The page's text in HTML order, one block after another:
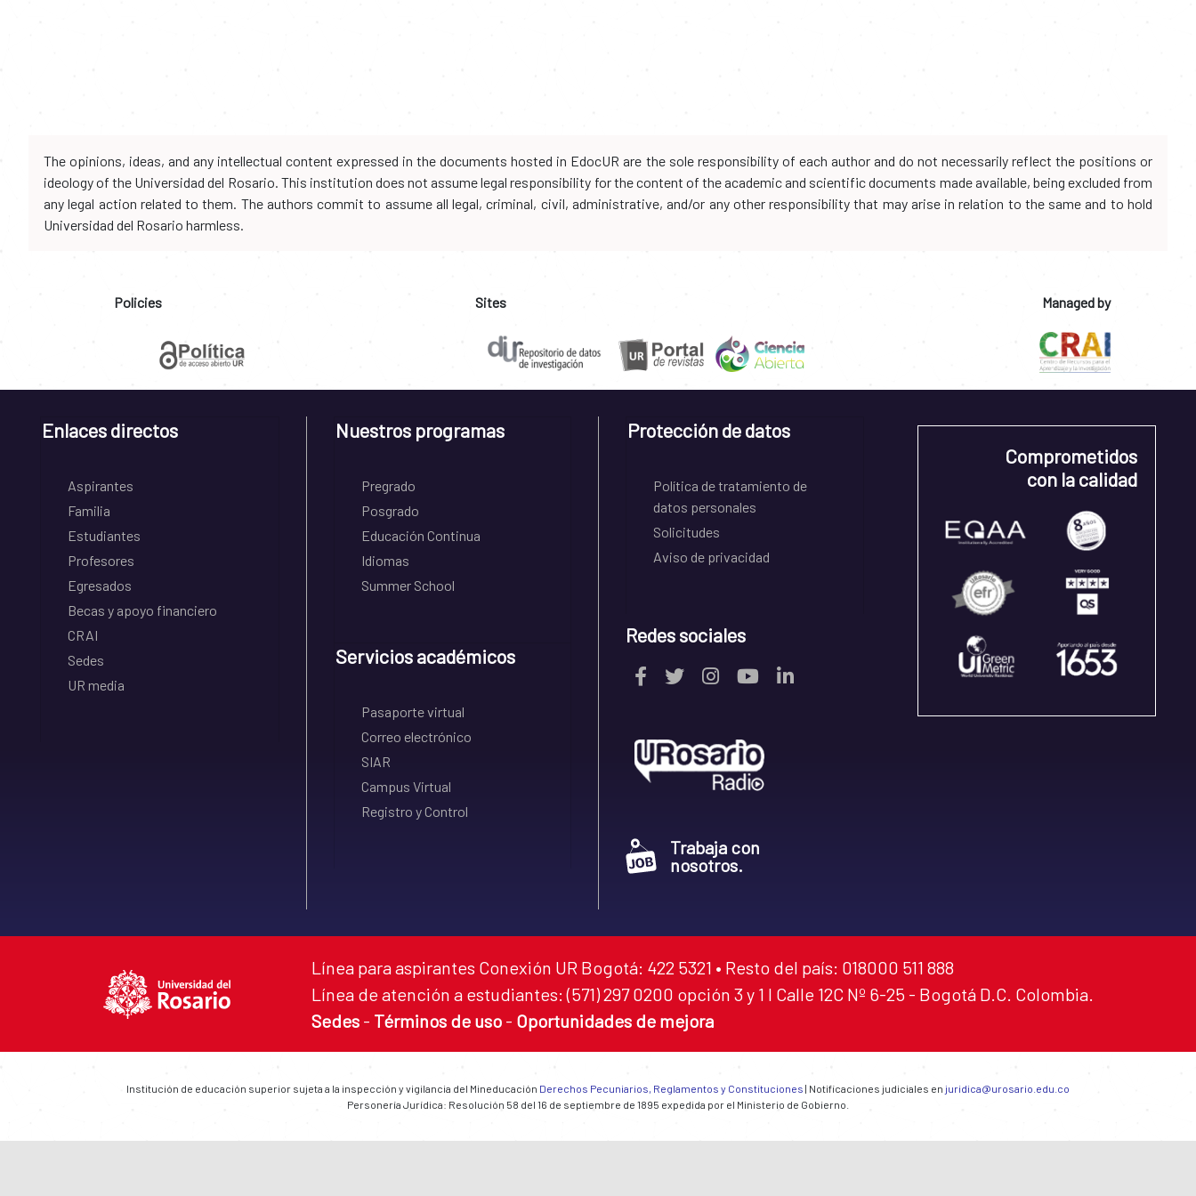
The opinions, ideas, and any intellectual content expressed in the documents hosted in EdocUR are the sole responsibility of each author and do not necessarily reflect the positions or
ideology of the Universidad del Rosario. This institution does not assume legal responsibility for the content of the academic and scientific documents made available, being excluded from
any legal action related to them. The authors commit to assume all legal, criminal, civil, administrative, and/or any other responsibility that may arise in relation to the same and to hold
Universidad del Rosario harmless.
Policies Sites Managed by
Enlaces directos
Aspirantes
Familia
Estudiantes
Profesores
Egresados
Becas y apoyo financiero
CRAI
Sedes
UR media
Nuestros programas
Pregrado
Posgrado
Educación Continua
Idiomas
Summer School
Servicios académicos
Pasaporte virtual
Correo electrónico
SIAR
Campus Virtual
Registro y Control
Protección de datos
Política de tratamiento de
datos personales
Solicitudes
Aviso de privacidad
Redes sociales
Trabaja con
nosotros.
Comprometidos
con la calidad
Línea para aspirantes Conexión UR Bogotá: 422 5321 • Resto del país: 018000 511 888
Línea de atención a estudiantes: (571) 297 0200 opción 3 y 1 I Calle 12C Nº 6-25 - Bogotá D.C. Colombia.
Sedes - Términos de uso - Oportunidades de mejora
Institución de educación superior sujeta a la inspección y vigilancia del Mineducación Derechos Pecuniarios, Reglamentos y Constituciones | Notificaciones judiciales en juridica@urosario.edu.co
Personería Jurídica: Resolución 58 del 16 de septiembre de 1895 expedida por el Ministerio de Gobierno.